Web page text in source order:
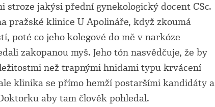
stroze jakýsi přední gynekologický docent CSc.
pražské klinice U Apolináře, když zkoumá
poté co jeho kolegové do mě v narkóze
zakopanou myš. Jeho tón nasvědčuje, že by
než trapnými hnidami typu krvácení
klinika se přímo hemží postaršími kandidáty a
aby tam člověk pohledal.